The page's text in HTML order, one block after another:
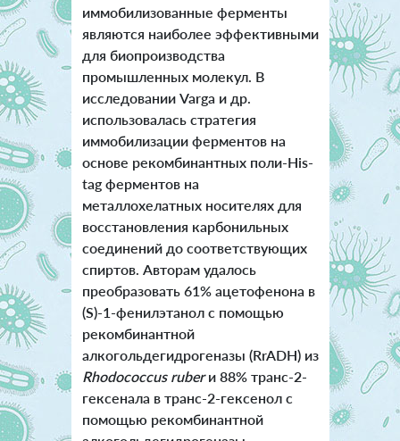
иммобилизованные ферменты
являются наиболее эффективными
для биопроизводства
промышленных молекул. В
исследовании Varga и др.
использовалась стратегия
иммобилизации ферментов на
основе рекомбинантных поли-His-
tag ферментов на
металлохелатных носителях для
восстановления карбонильных
соединений до соответствующих
спиртов. Авторам удалось
преобразовать 61% ацетофенона в
(S)-1-фенилэтанол с помощью
рекомбинантной
алкогольдегидрогеназы (RrADH) из
Rhodococcus ruberи 88% транс-2-
гексенала в транс-2-гексенол с
помощью рекомбинантной